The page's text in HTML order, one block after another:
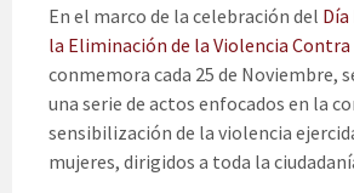
En el marco de la celebración del
la Eliminación de la Violencia
conmemora cada 25 de Noviembre,
una serie de actos enfocados en la
sensibilización de la violencia
mujeres, dirigidos a toda la